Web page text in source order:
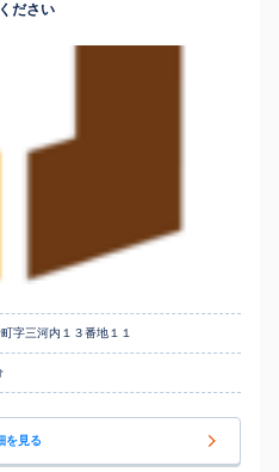
ださい
字三河内１３番地１１
を見る